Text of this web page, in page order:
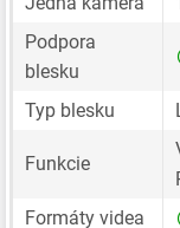
Podpora
blesku
Typ blesku
Funkcie
Formáty videa